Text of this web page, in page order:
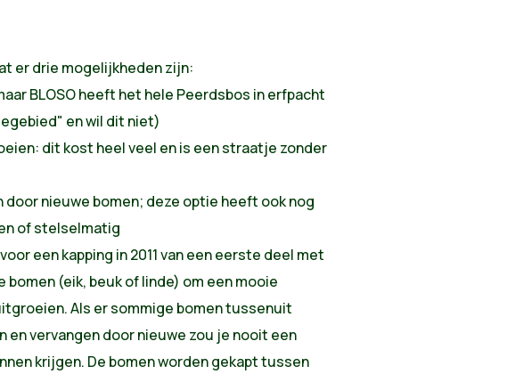
er drie mogelijkheden zijn:
BLOSO heeft het hele Peerdsbos in erfpacht
en wil dit niet)
dit kost heel veel en is een straatje zonder
door nieuwe bomen; deze optie heeft ook nog
of stelselmatig
een kapping in 2011 van een eerste deel met
bomen (eik, beuk of linde) om een mooie
Als er sommige bomen tussenuit
en vervangen door nieuwe zou je nooit een
krijgen. De bomen worden gekapt tussen